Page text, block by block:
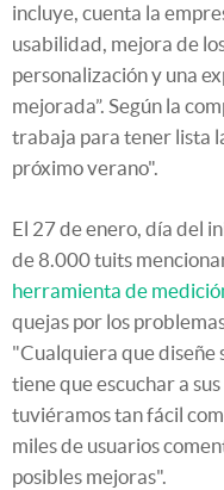
incluye, cuenta la
usabilidad, mejora de
personalización y una
mejorada”. Según la
trabaja para tener lista
próximo verano".
El 27 de enero, día del
de 8.000 tuits
herramienta de
quejas por los
"Cualquiera que diseñe
tiene que escuchar a
tuviéramos tan fácil
miles de usuarios
posibles mejoras".